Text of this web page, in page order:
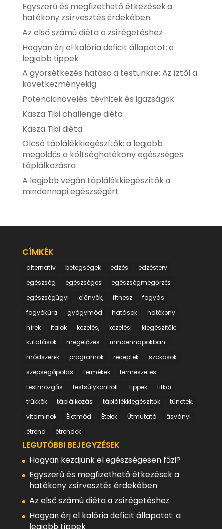
Egyszerű és megfizethető étkezések a
hatékony zsírvesztés érdekében
Az első számú diéta a zsírégetéshez
Hogyan érj el kalória deficit állapotot: a
legjobb tippek
A gyorsétkezés hatása a testünkre: Az íztől a
következményekig
Potencianövelés: tévhitek és igazságok
Kasza Tibi challenge diéta
Kasza Tibi diéta
Olcsó táplálékkiegészítők: a legjobb
megoldás a költséghatékony egészséges
táplálkozásra
A legjobb vegán táplálékkiegészítők a
mindennapi egészségért
CÍMKÉK
alternatív betegségek edzés
edzésterv
egészség
egészséges
egészségmegőrzés
egészségügyi
előnyök, fitnesz
fogyás
fogyókúra
gyógymód hatások
hatékony
hírek
italok kezelés, kezelési
kiegészítők:
kutatások
megelőzés
mindennapokban
módszerek
programok receptek
szokások
szépségápolás
termékek
természetes
testmozgás
testsúlykontroll: tippek
titkai
trükkök
táplálkozás táplálékkiegészítők
tünetek,
vitaminok
Életmód Ételek Útmutató
ásványi
étrend
étrendek
LEGUTÓBBI BEJEGYZÉSEK
Hogyan kezdjünk el egészségesen főzi?
Egyszerű és megfizethető étkezések a
hatékony zsírvesztés érdekében
Az első számú diéta a zsírégetéshez
Hogyan érj el kalória deficit állapotot: a
legjobb tippek